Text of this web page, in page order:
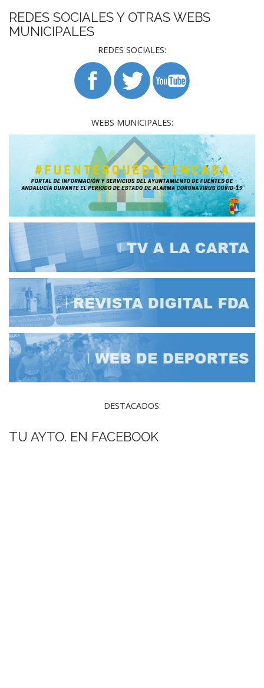
REDES SOCIALES Y OTRAS WEBS
MUNICIPALES
REDES SOCIALES:
WEBS MUNICIPALES:
DESTACADOS:
TU AYTO. EN FACEBOOK